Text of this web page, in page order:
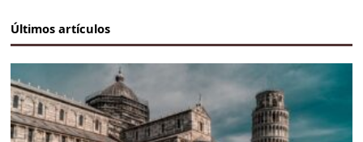
Últimos artículos